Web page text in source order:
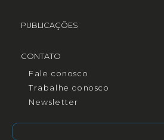
PUBLICAÇÕES
CONTATO
Fale conosco
Trabalhe conosco
Newsletter